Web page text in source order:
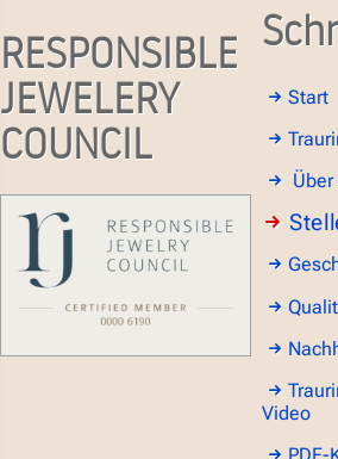
RESPONSIBLE
JEWELERY
COUNCIL
Start
Video